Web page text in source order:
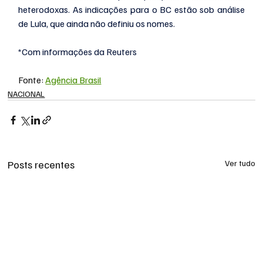
heterodoxas. As indicações para o BC estão sob análise
de Lula, que ainda não definiu os nomes.
*Com informações da Reuters
Fonte: Agência Brasil
NACIONAL
Posts recentes Ver tudo